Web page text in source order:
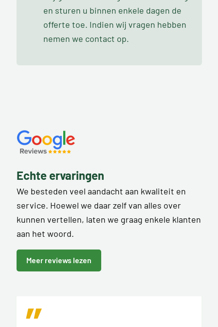
en sturen u binnen enkele dagen de
offerte toe. Indien wij vragen hebben
nemen we contact op.
Echte ervaringen
We besteden veel aandacht aan kwaliteit en
service. Hoewel we daar zelf van alles over
kunnen vertellen, laten we graag enkele klanten
aan het woord.
Meer reviews lezen